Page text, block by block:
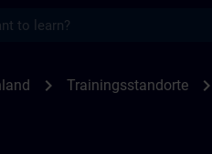
chevron_right Trainingsstandorte chevron_right